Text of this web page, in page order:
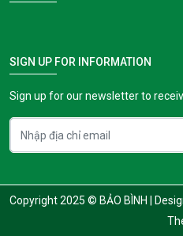
SIGN UP FOR INFORMATION
Sign up for our newsletter to
Copyright 2025 © BẢO BÌNH |